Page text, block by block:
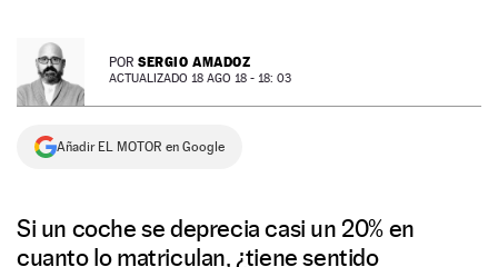
PREMIOS
SERVICIOS
POR SERGIO AMADOZ
ACTUALIZADO 18 AGO 18 - 18: 03
Añadir EL MOTOR en Google
Si un coche se deprecia casi un 20% en
cuanto lo matriculan, ¿tiene sentido